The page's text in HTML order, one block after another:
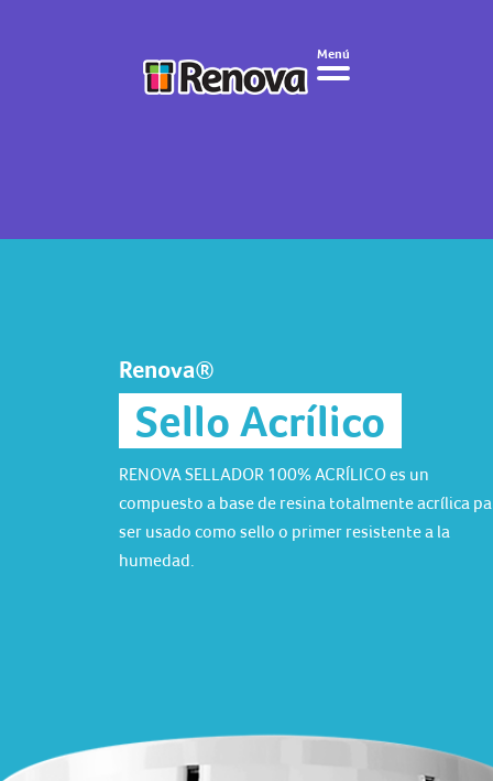
Menú
Renova®
Sello Acrílico
RENOVA SELLADOR 100% ACRÍLICO es un
compuesto a base de resina totalmente acrílica
ser usado como sello o primer resistente a la
humedad.